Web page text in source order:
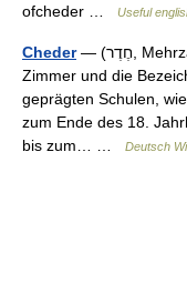
ofcheder …
Useful
Cheder— (‏חֶדֶר‎, Mehrzahl Chadarim) ist das hebräische Wort für
Zimmer und die
geprägten Schulen,
zum Ende des 18.
bis zum… …
Deutsch